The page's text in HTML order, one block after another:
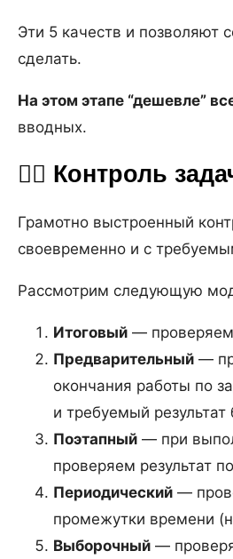
Эти 5 качеств и позволяют
сделать.
На этом этапе “дешевле”
вводных.
🕵️‍♂️ Контроль
Грамотно выстроенный
своевременно и с
Рассмотрим следующую
Итоговый — проверяем
Предварительный —
окончания работы по
и требуемый
Поэтапный — при
проверяем результат
Периодический —
промежутки времени
Выборочный —